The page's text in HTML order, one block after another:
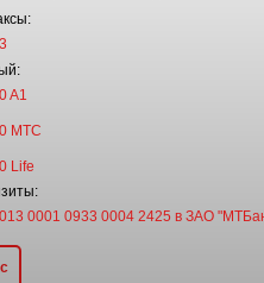
A1
МТС
Life
0001 0933 0004 2425 в ЗАО